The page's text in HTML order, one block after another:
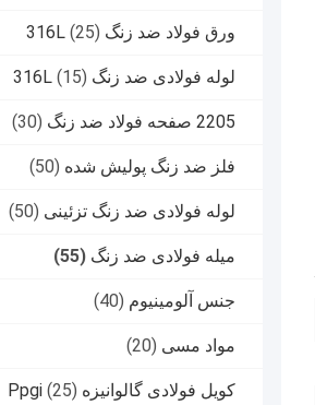
ورق فولاد ضد زنگ 316L (25)
لوله فولادی ضد زنگ 316L (15)
2205 صفحه فولاد ضد زنگ (30)
فلز ضد زنگ پولیش شده (50)
لوله فولادی ضد زنگ تزئینی (50)
میله فولادی ضد زنگ (55)
جنس آلومینیوم (40)
مواد مسی (20)
کویل فولادی گالوانیزه Ppgi (25)